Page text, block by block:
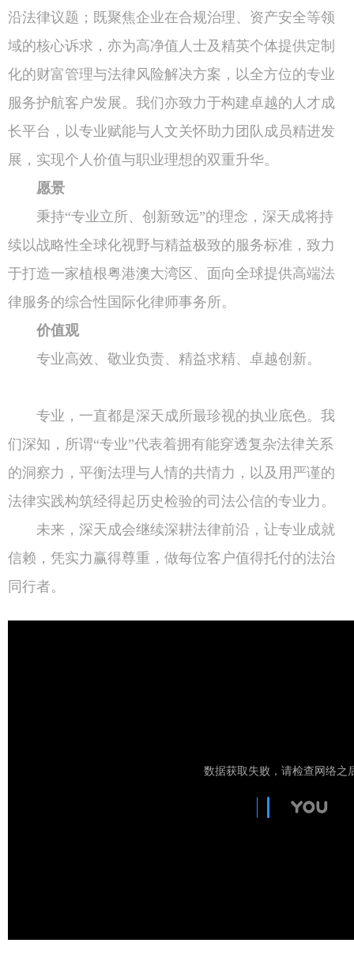
沿法律议题；既聚焦企业在合规治理、资产安全等领
域的核心诉求，亦为高净值人士及精英个体提供定制
化的财富管理与法律风险解决方案，以全方位的专业
服务护航客户发展。我们亦致力于构建卓越的人才成
长平台，以专业赋能与人文关怀助力团队成员精进发
展，实现个人价值与职业理想的双重升华。
愿景
秉持“专业立所、创新致远”的理念，深天成将持
续以战略性全球化视野与精益极致的服务标准，致力
于打造一家植根粤港澳大湾区、面向全球提供高端法
律服务的综合性国际化律师事务所。
价值观
专业高效、敬业负责、精益求精、卓越创新。
专业，一直都是深天成所最珍视的执业底色。我
们深知，所谓“专业”代表着拥有能穿透复杂法律关系
的洞察力，平衡法理与人情的共情力，以及用严谨的
法律实践构筑经得起历史检验的司法公信的专业力。
未来，深天成会继续深耕法律前沿，让专业成就
信赖，凭实力赢得尊重，做每位客户值得托付的法治
同行者。